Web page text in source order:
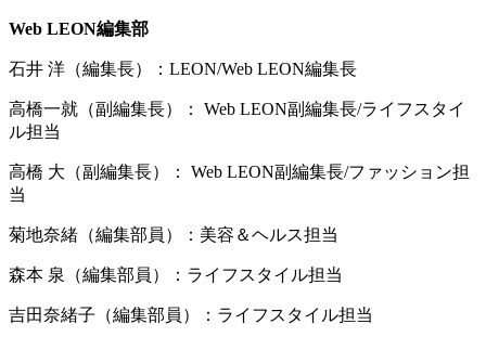
Web LEON編集部
石井 洋（編集長）：LEON/Web LEON編集長
高橋一就（副編集長）： Web LEON副編集長/ライフスタイ
ル担当
高橋 大（副編集長）： Web LEON副編集長/ファッション担
当
菊地奈緒（編集部員）：美容＆ヘルス担当
森本 泉（編集部員）：ライフスタイル担当
吉田奈緒子（編集部員）：ライフスタイル担当